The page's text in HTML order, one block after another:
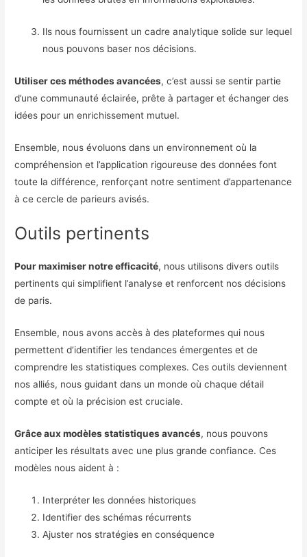
Ils nous fournissent un cadre analytique solide sur lequel
nous pouvons baser nos décisions.
Utiliser ces méthodes avancées, c’est aussi se sentir partie
d’une communauté éclairée, prête à partager et échanger des
idées pour un enrichissement mutuel.
Ensemble, nous évoluons dans un environnement où la
compréhension et l’application rigoureuse des données font
toute la différence, renforçant notre sentiment d’appartenance
à ce cercle de parieurs avisés.
Outils pertinents
Pour maximiser notre efficacité, nous utilisons divers outils
pertinents qui simplifient l’analyse et renforcent nos décisions
de paris.
Ensemble, nous avons accès à des plateformes qui nous
permettent d’identifier les tendances émergentes et de
comprendre les statistiques complexes. Ces outils deviennent
nos alliés, nous guidant dans un monde où chaque détail
compte et où la précision est cruciale.
Grâce aux modèles statistiques avancés, nous pouvons
anticiper les résultats avec une plus grande confiance. Ces
modèles nous aident à :
Interpréter les données historiques
Identifier des schémas récurrents
Ajuster nos stratégies en conséquence